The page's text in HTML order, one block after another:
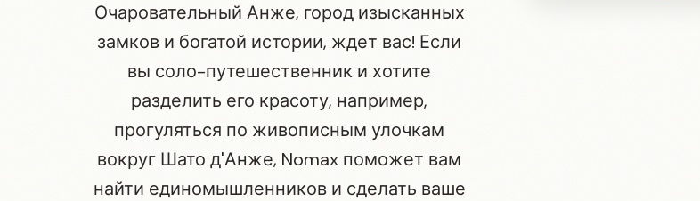
Очаровательный Анже, город изысканных
замков и богатой истории, ждет вас! Если
вы соло-путешественник и хотите
разделить его красоту, например,
прогуляться по живописным улочкам
вокруг Шато д'Анже, Nomax поможет вам
найти единомышленников и сделать ваше